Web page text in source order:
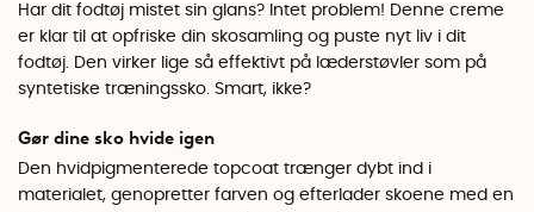
Har dit fodtøj mistet sin glans? Intet problem! Denne creme
er klar til at opfriske din skosamling og puste nyt liv i dit
fodtøj. Den virker lige så effektivt på læderstøvler som på
syntetiske træningssko. Smart, ikke?
Gør dine sko hvide igen
Den hvidpigmenterede topcoat trænger dybt ind i
materialet, genopretter farven og efterlader skoene med en